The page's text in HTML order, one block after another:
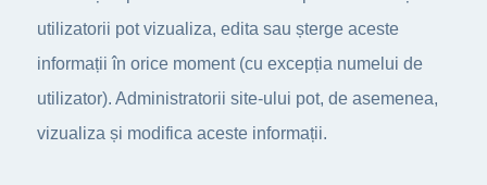
utilizatorii pot vizualiza, edita sau șterge aceste
informații în orice moment (cu excepția numelui de
utilizator). Administratorii site-ului pot, de asemenea,
vizualiza și modifica aceste informații.